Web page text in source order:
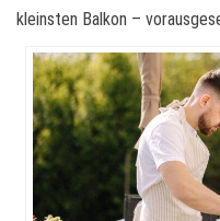
kleinsten Balkon –